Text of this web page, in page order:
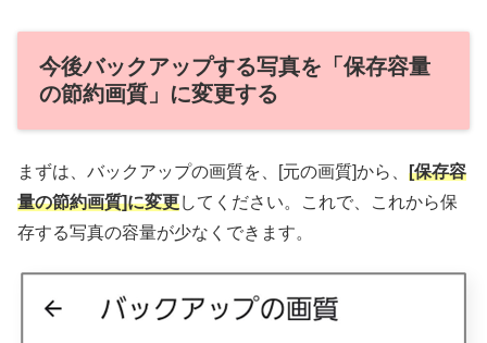
今後バックアップする写真を「保存容量
の節約画質」に変更する
まずは、バックアップの画質を、[元の画質]から、 [保存容
量の節約画質]に変更してください。これで、これから保
存する写真の容量が少なくできます。